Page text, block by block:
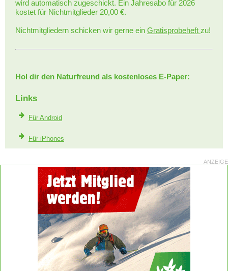
wird automatisch zugeschickt. Ein Jahresabo für 2026
kostet für Nichtmitglieder 20,00 €.
Nichtmitgliedern schicken wir gerne ein Gratisprobeheft zu!
Hol dir den Naturfreund als kostenloses E-Paper:
Links
Für Android
Für iPhones
ANZEIGE